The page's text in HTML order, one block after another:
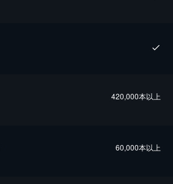
420,000本以上
60,000本以上